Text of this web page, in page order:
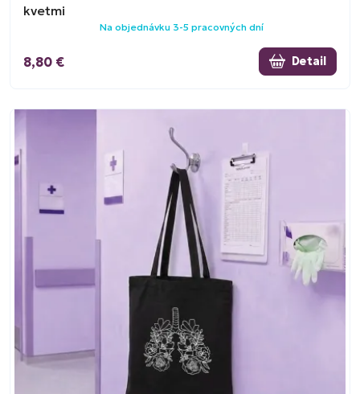
kvetmi
Na objednávku 3-5 pracovných dní
8,80 € Detail